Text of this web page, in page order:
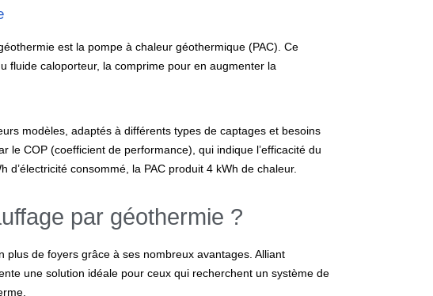
est la pompe à chaleur géothermique (PAC). Ce
fluide caloporteur, la comprime pour en augmenter la
modèles, adaptés à différents types de captages et besoins
le COP (coefficient de performance), qui indique l’efficacité du
d’électricité consommé, la PAC produit 4 kWh de chaleur.
par géothermie ?
de foyers grâce à ses nombreux avantages. Alliant
une solution idéale pour ceux qui recherchent un système de